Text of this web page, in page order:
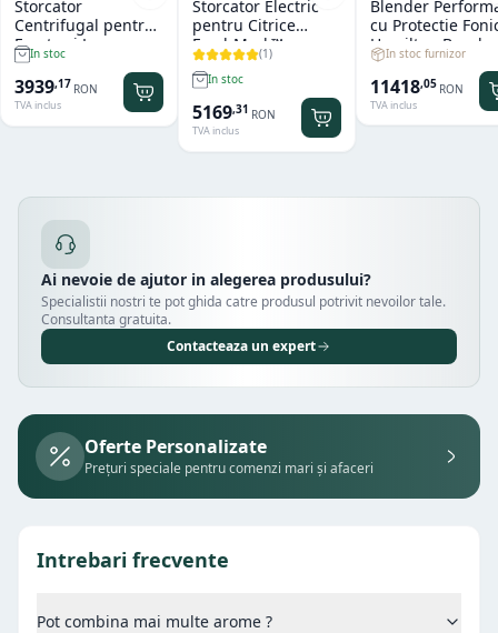
Storcator
Centrifugal pentru
Fructe si Legume
Hendi
In stoc
3939,17 RON
TVA inclus
Storcator Electric
pentru Citrice
FreshMark™
Hamilton Beach
(1)
In stoc
5169,31 RON
TVA inclus
Blender
cu Protectie
Hamilton Beach
Summit® Edge
In stoc furnizor
11418,05 RON
TVA inclus
Ai nevoie de ajutor in alegerea produsului?
Specialistii nostri te pot ghida catre produsul potrivit nevoilor tale.
Consultanta gratuita.
Contacteaza un expert
Oferte Personalizate
Prețuri speciale pentru comenzi mari și afaceri
Intrebari frecvente
Pot combina mai multe arome ?